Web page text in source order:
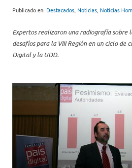
Publicado en: Destacados Noticias Noticias
Expertos realizaron una radiografía sobre
desafíos para la VIII Región en un ciclo de
Digital y la UDD.